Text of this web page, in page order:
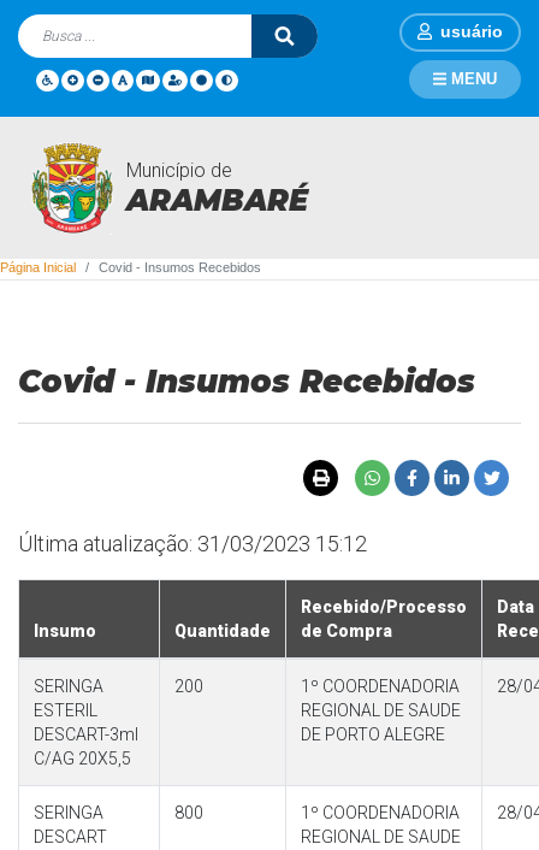
usuário
Município de
ARAMBARÉ
MENU
Covid - Insumos Recebidos
Página Inicial Covid - Insumos Recebidos
Covid - Insumos Recebidos
Última atualização: 31/03/2023 15:12
Insumo Quantidade
Recebido/Processo
de Compra
SERINGA
ESTERIL
DESCART-3ml
C/AG 20X5,5
200
1º COORDENADORIA
REGIONAL DE SAUDE
DE PORTO ALEGRE
28/
SERINGA
DESCART
800
1º COORDENADORIA
REGIONAL DE SAUDE
28/